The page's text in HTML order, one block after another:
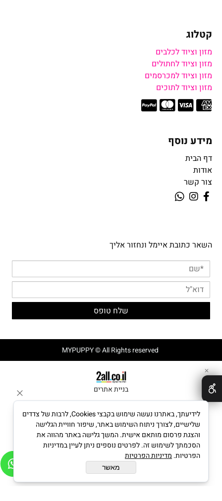
קטלוג
מזון וציוד לכלבים
מזון וציוד לחתולים
מזון וציוד למכרסמים
מזון וציוד לתוכים
מידע נוסף
דף הבית
אודות
צור קשר
השאר כתובת איימל ונחזור אליך
בניית אתרים
✕
לידיעתך, באתרנו נעשה שימוש בקבצי Cookies, לרבות של צדדים
שלישיים, לצורך ניתוח השימוש באתר, שיפור חוויית הגלישה
והצגת פרסום מותאם אישית. המשך גלישה באתר מהווה את
הסכמתך לשימוש זה. לפרטים נוספים ניתן לעיין במדיניות
הפרטיות. מדיניות הפרטיות
מאשר